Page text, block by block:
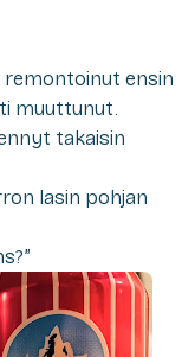
remontoinut ensin
muuttunut.
takaisin
lasin pohjan